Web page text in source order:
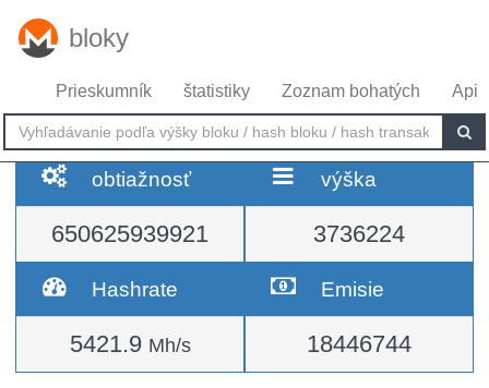
bloky
Prieskumník štatistiky Zoznam bohatých Api
obtiažnosť
650625939921
výška
3736224
Hashrate
5421.9 Mh/s
Emisie
18446744